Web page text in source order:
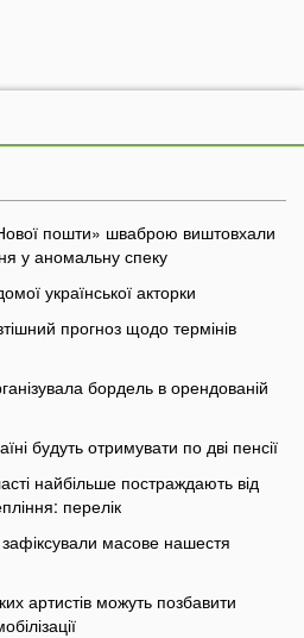
пошти» шваброю виштовхали
у аномальну спеку
української акторки
прогноз щодо термінів
бордель в орендованій
будуть отримувати по дві пенсії
найбільше постраждають від
перелік
зафіксували масове нашестя
артистів можуть позбавити